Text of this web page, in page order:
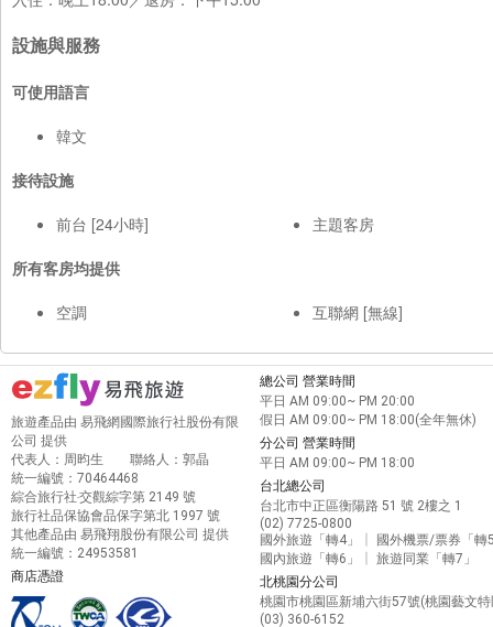
設施與服務
可使用語言
韓文
接待設施
前台 [24小時]
主題客房
所有客房均提供
空調
互聯網 [無線]